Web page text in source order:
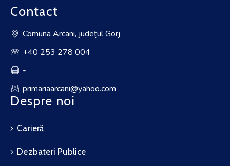
Contact
Comuna Arcani, județul Gorj
+40 253 278 004
-
primariaarcani@yahoo.com
Despre noi
Carieră
Dezbateri Publice